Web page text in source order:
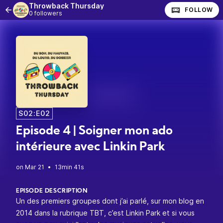
Throwback Thursday
0 followers FOLLOW
S02:E02
Episode 4 | Soigner mon ado
intérieure avec Linkin Park
• 13min 41s
EPISODE DESCRIPTION
Un des premiers groupes dont j’ai parlé, sur mon blog en
2014 dans la rubrique TBT, c’est Linkin Park et si vous